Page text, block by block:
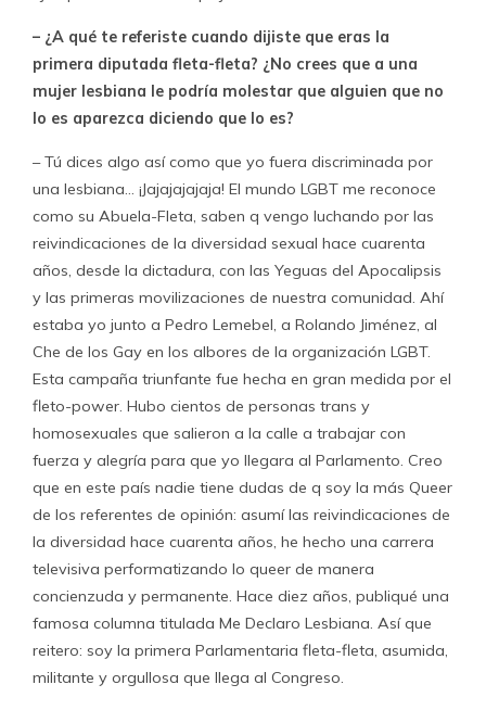
– ¿A qué te referiste cuando dijiste que eras la
primera diputada fleta-fleta? ¿No crees que a una
mujer lesbiana le podría molestar que alguien que no
lo es aparezca diciendo que lo es?
– Tú dices algo así como que yo fuera discriminada por
una lesbiana… ¡Jajajajajaja! El mundo LGBT me reconoce
como su Abuela-Fleta, saben q vengo luchando por las
reivindicaciones de la diversidad sexual hace cuarenta
años, desde la dictadura, con las Yeguas del Apocalipsis
y las primeras movilizaciones de nuestra comunidad. Ahí
estaba yo junto a Pedro Lemebel, a Rolando Jiménez, al
Che de los Gay en los albores de la organización LGBT.
Esta campaña triunfante fue hecha en gran medida por el
fleto-power. Hubo cientos de personas trans y
homosexuales que salieron a la calle a trabajar con
fuerza y alegría para que yo llegara al Parlamento. Creo
que en este país nadie tiene dudas de q soy la más Queer
de los referentes de opinión: asumí las reivindicaciones de
la diversidad hace cuarenta años, he hecho una carrera
televisiva performatizando lo queer de manera
concienzuda y permanente. Hace diez años, publiqué una
famosa columna titulada Me Declaro Lesbiana. Así que
reitero: soy la primera Parlamentaria fleta-fleta, asumida,
militante y orgullosa que llega al Congreso.